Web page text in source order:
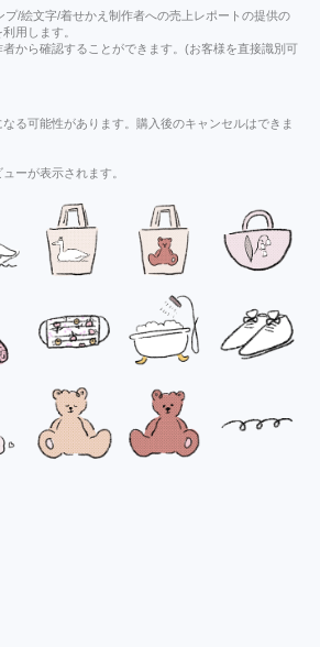
プ/絵文字/着せかえ制作者への売上レポートの提供の
用します。
から確認することができます。(お客様を直接識別可
る可能性があります。購入後のキャンセルはできま
ーが表示されます。